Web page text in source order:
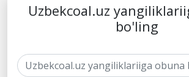
Uzbekcoal.uz
bo'ling